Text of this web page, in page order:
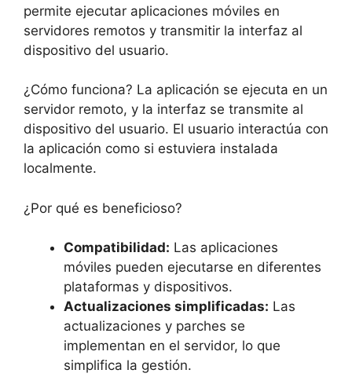
permite ejecutar aplicaciones móviles en
servidores remotos y transmitir la interfaz al
dispositivo del usuario.
¿Cómo funciona? La aplicación se ejecuta en un
servidor remoto, y la interfaz se transmite al
dispositivo del usuario. El usuario interactúa con
la aplicación como si estuviera instalada
localmente.
¿Por qué es beneficioso?
Compatibilidad: Las aplicaciones
móviles pueden ejecutarse en diferentes
plataformas y dispositivos.
Actualizaciones simplificadas: Las
actualizaciones y parches se
implementan en el servidor, lo que
simplifica la gestión.